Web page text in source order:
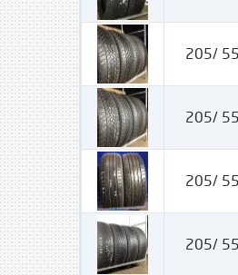
205/
205/
205/
205/